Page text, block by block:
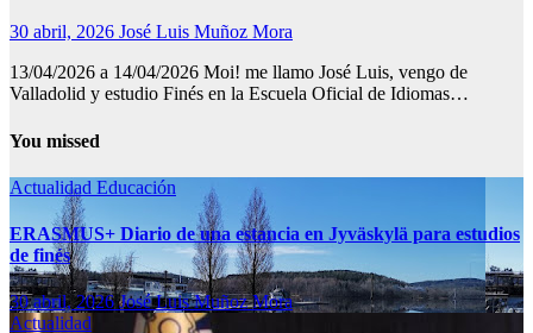
30 abril, 2026 José Luis Muñoz Mora
13/04/2026 a 14/04/2026 Moi! me llamo José Luis, vengo de
Valladolid y estudio Finés en la Escuela Oficial de Idiomas…
You missed
Actualidad Educación
ERASMUS+ Diario de una estancia en Jyväskylä para estudios
de finés
30 abril, 2026José Luis Muñoz Mora
Actualidad